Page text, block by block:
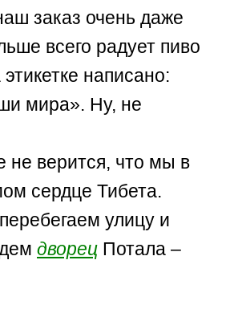
заказ очень даже
всего радует пиво
написано:
мира». Ну, не
верится, что мы в
сердце Тибета.
улицу и
дворец Потала –